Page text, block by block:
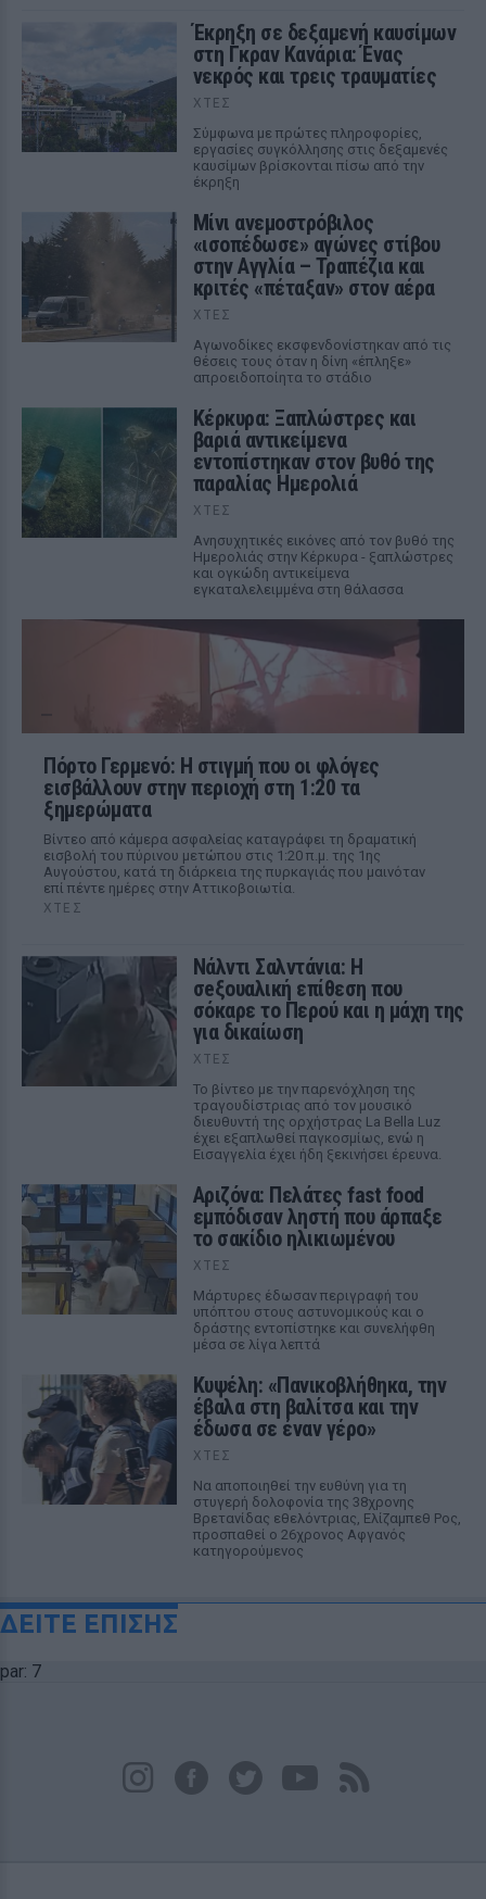
Έκρηξη σε δεξαμενή καυσίμων
στη Γκραν Κανάρια: Ένας
νεκρός και τρεις τραυματίες
ΧΤΕΣ
Σύμφωνα με πρώτες πληροφορίες,
εργασίες συγκόλλησης στις δεξαμενές
καυσίμων βρίσκονται πίσω από την
έκρηξη
Μίνι ανεμοστρόβιλος
«ισοπέδωσε» αγώνες στίβου
στην Αγγλία – Τραπέζια και
κριτές «πέταξαν» στον αέρα
ΧΤΕΣ
Αγωνοδίκες εκσφενδονίστηκαν από τις
θέσεις τους όταν η δίνη «έπληξε»
απροειδοποίητα το στάδιο
Κέρκυρα: Ξαπλώστρες και
βαριά αντικείμενα
εντοπίστηκαν στον βυθό της
παραλίας Ημερολιά
ΧΤΕΣ
Ανησυχητικές εικόνες από τον βυθό της
Ημερολιάς στην Κέρκυρα - ξαπλώστρες
και ογκώδη αντικείμενα
εγκαταλελειμμένα στη θάλασσα
Πόρτο Γερμενό: Η στιγμή που οι φλόγες
εισβάλλουν στην περιοχή στη 1:20 τα
ξημερώματα
Βίντεο από κάμερα ασφαλείας καταγράφει τη δραματική
εισβολή του πύρινου μετώπου στις 1:20 π.μ. της 1ης
Αυγούστου, κατά τη διάρκεια της πυρκαγιάς που μαινόταν
επί πέντε ημέρες στην Αττικοβοιωτία.
ΧΤΕΣ
Νάλντι Σαλντάνια: Η
σeξουαλική επίθεση που
σόκαρε το Περού και η μάχη της
για δικαίωση
ΧΤΕΣ
Το βίντεο με την παρενόχληση της
τραγουδίστριας από τον μουσικό
διευθυντή της ορχήστρας La Bella Luz
έχει εξαπλωθεί παγκοσμίως, ενώ η
Εισαγγελία έχει ήδη ξεκινήσει έρευνα.
Αριζόνα: Πελάτες fast food
εμπόδισαν ληστή που άρπαξε
το σακίδιο ηλικιωμένου
ΧΤΕΣ
Μάρτυρες έδωσαν περιγραφή του
υπόπτου στους αστυνομικούς και ο
δράστης εντοπίστηκε και συνελήφθη
μέσα σε λίγα λεπτά
Κυψέλη: «Πανικοβλήθηκα, την
έβαλα στη βαλίτσα και την
έδωσα σε έναν γέρο»
ΧΤΕΣ
Να αποποιηθεί την ευθύνη για τη
στυγερή δολοφονία της 38χρονης
Βρετανίδας εθελόντριας, Ελίζαμπεθ Ρος,
προσπαθεί ο 26χρονος Αφγανός
κατηγορούμενος
ΔΕΙΤΕ ΕΠΙΣΗΣ
par: 7